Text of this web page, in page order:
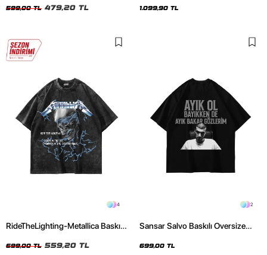
599,00 TL 479,20 TL 1.099,90 TL
4
RideTheLighting-Metallica Baskılı
Tshirt
699,00 TL 559,20 TL
2
Sansar Salvo Baskılı Oversize
699,00 TL